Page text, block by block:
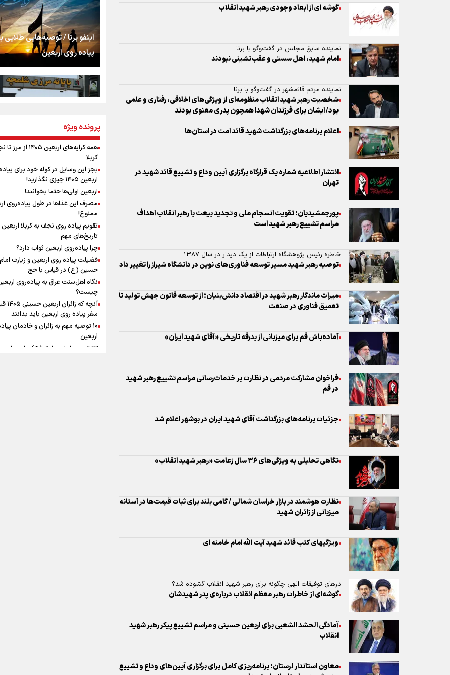
گوشه ای از ابعاد وجودی رهبر شهید انقلاب
نماینده سابق مجلس در گفت‌وگو با برنا:
امام شهید، اهل سستی و عقب‌نشینی نبودند
نماینده مردم قائمشهر در گفت‌وگو با برنا:
شخصیت رهبر شهید انقلاب منظومه‌ای از ویژگی‌های اخلاقی، رفتاری و علمی
بود/ ایشان برای فرزندان شهدا همچون پدری معنوی بودند
اعلام برنامه‌های بزرگداشت شهید قائد امت در استان‌ها
انتشار اطلاعیه شماره یک قرارگاه برگزاری آیین وداع و تشییع قائد شهید در
تهران
پورجمشیدیان: تقویت انسجام ملی و تجدید بیعت با رهبر انقلاب اهداف
مراسم تشییع رهبر شهید است
خاطره رئیس پژوهشگاه ارتباطات از یک دیدار در سال ۱۳۸۷:
توصیه رهبر شهید مسیر توسعه فناوری‌های نوین در دانشگاه شیراز را تغییر داد
میراث ماندگار رهبر شهید در اقتصاد دانش‌بنیان؛ از توسعه قانون جهش تولید تا
تعمیق فناوری در صنعت
آماده‌باش قم برای میزبانی از بدرقه تاریخی «آقای شهید ایران»
فراخوان مشارکت مردمی در نظارت بر خدمات‌رسانی مراسم تشییع رهبر شهید
در قم
جزئیات برنامه‌های بزرگداشت آقای شهید ایران در بوشهر اعلام شد
نگاهی تحلیلی به ویژگی‌های ۳۶ سال زعامت «رهبر شهید انقلاب»
نظارت هوشمند در بازار خراسان شمالی / گامی بلند برای ثبات قیمت‌ها در آستانه
میزبانی از زائران شهید
ویژگیهای کتب قائد شهید آیت الله امام خامنه ای
درهای توفیقات الهی چگونه برای رهبر شهید انقلاب گشوده شد؟
گوشه‌ای از خاطرات رهبر معظم انقلاب درباره‌ی پدر شهیدشان
آمادگی الحشد الشعبی برای اربعین حسینی و مراسم تشییع پیکر رهبر شهید
انقلاب
معاون استاندار لرستان: برنامه‌ریزی کامل برای برگزاری آیین‌های وداع و تشییع
را شکست؛ «آهای
تهران رفتند»
سه حسرتی که به
مومنِ مقتدرِ مظلوم
رابطه کارگر و کارفرما در
اندیشه رهبر شهید:
به زوجیت
اقتدار علمی و
ماندگار شد
اینفو برنا / توصیه‌هایی طلایی
پیاده روی اربعین
اینفو برنا / جدول کامل فاصله
شلمچه تا شهرهای زیارتی عراق
اینفو برنا/ میزان مالیات بر ارزش
افزوده چقدر است؟
اینفوبرنا/ سقف معافیت مالیاتی
حقوق کارکنان دولت و
در بودجه ۱۴۰۵ چقدر است؟
پرونده ویژه
همه کرایه‌های اربعین ۱۴۰۵
کربلا
بجز این وسایل در کوله خود برای
اربعین ۱۴۰۵ چیزی نگذارید!
اربعین اولی‌ها حتما بخوانند!
مصرف این غذاها در طول پیاده‌روی
ممنوع!
تاریخ‌های مهم
چرا پیاده‌روی اربعین ثواب دارد؟
فضیلت پیاده روی اربعین و زیارت امام
حسین (ع) در قیاس با حج
نگاه اهل‌سنت عراق به پیاده‌روی
چیست؟
آنچه که
سفر پیاده روی اربعین باید بدانند
۱۰ توصیه مهم به زائران و خادمان
اربعین
۱۳ توصیه امام صادق (ع) برای